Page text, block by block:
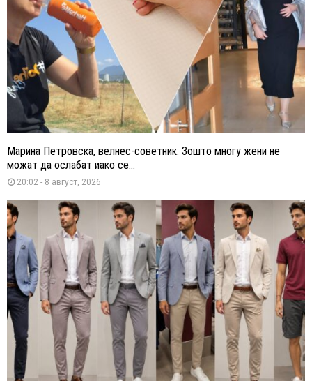
Марина Петровска, велнес-советник: Зошто многу жени не
можат да ослабат иако се...
20:02 - 8 август, 2026